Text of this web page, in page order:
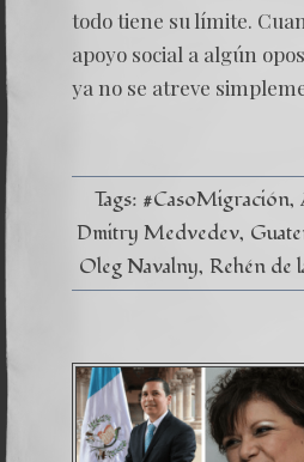
todo tiene su límite.
apoyo social a algún
ya no se atreve
Tags: #CasoMigración
Dmitry Medvedev
Oleg Navalny Rehén de